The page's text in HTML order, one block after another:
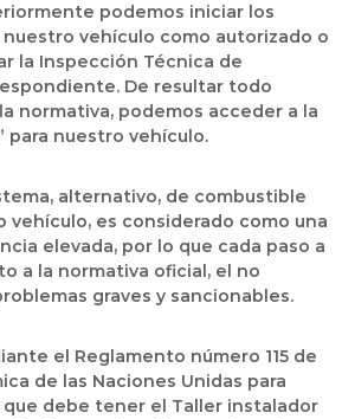
podemos iniciar los
vehículo como autorizado o
la Inspección Técnica de
De resultar todo
normativa, podemos acceder a la
para nuestro vehículo.
alternativo, de combustible
vehículo, es considerado como una
elevada, por lo que cada paso a
a la normativa oficial, el no
graves y sancionables.
el Reglamento número 115 de
de las Naciones Unidas para
que debe tener el Taller instalador